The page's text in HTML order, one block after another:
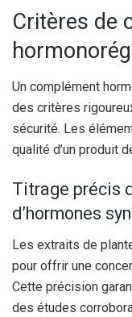
Critères de
Un complément
des critères
sécurité. Les
qualité d’un produit
Titrage précis
d’hormones
Les extraits de
pour offrir une
Cette précision
des études